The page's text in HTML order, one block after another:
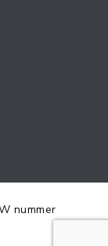
nummer